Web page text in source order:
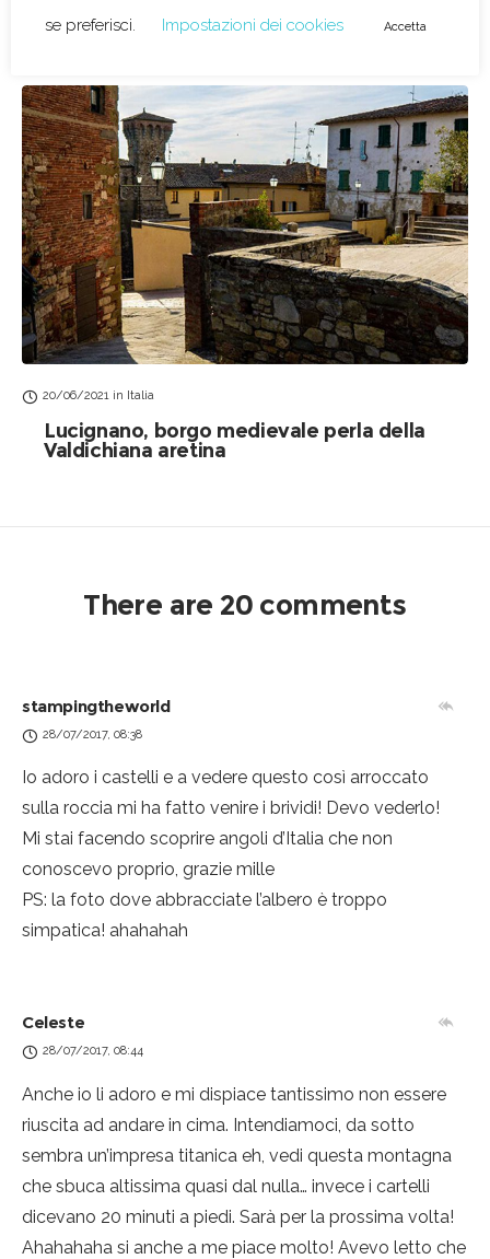
Related posts
20/06/2021 in Italia
Lucignano, borgo medievale perla della
Valdichiana aretina
There are 20 comments
stampingtheworld
28/07/2017, 08:38
Io adoro i castelli e a vedere questo così arroccato
sulla roccia mi ha fatto venire i brividi! Devo vederlo!
Mi stai facendo scoprire angoli d’Italia che non
conoscevo proprio, grazie mille
PS: la foto dove abbracciate l’albero è troppo
simpatica! ahahahah
Celeste
28/07/2017, 08:44
Anche io li adoro e mi dispiace tantissimo non essere
riuscita ad andare in cima. Intendiamoci, da sotto
sembra un’impresa titanica eh, vedi questa montagna
che sbuca altissima quasi dal nulla… invece i cartelli
dicevano 20 minuti a piedi. Sarà per la prossima volta!
Ahahahaha si anche a me piace molto! Avevo letto che